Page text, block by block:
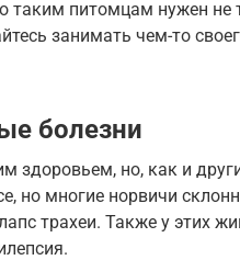
таким питомцам нужен не
занимать чем-то
болезни
здоровьем, но, как и
но многие норвичи
трахеи. Также у этих